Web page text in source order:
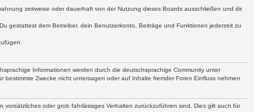
zeitweise oder dauerhaft von der Nutzung dieses Boards ausschließen und dir
gestattest dem Betreiber, dein Benutzerkonto, Beiträge und Funktionen jederzeit zu
Informationen werden durch die deutschsprachige Community unter
Zwecke nicht untersagen oder auf Inhalte fremder Foren Einfluss nehmen.
oder grob fahrlässiges Verhalten zurückzuführen sind. Dies gilt auch für